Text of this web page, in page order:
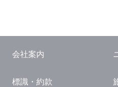
東京ドーム ホテル
国内観光ガイド
会社案内
標識・約款